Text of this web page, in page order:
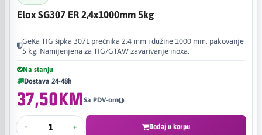
Elox SG307 ER 2,4x1000mm 5kg
GeKa TIG šipka 307L prečnika 2,4 mm i dužine 1000 mm, pakovanje
5 kg. Namijenjena za TIG/GTAW zavarivanje inoxa.
Na stanju
Dostava 24-48h
37,50KMSa PDV-om
- + Dodaj u korpu